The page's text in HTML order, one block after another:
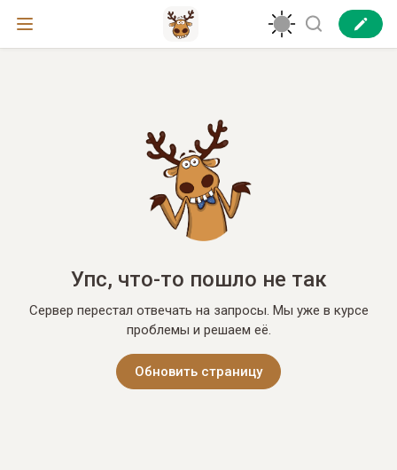
Упс, что-то пошло не так
Сервер перестал отвечать на запросы. Мы уже в курсе
проблемы и решаем её.
Обновить страницу